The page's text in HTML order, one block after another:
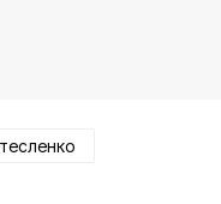
тесленко